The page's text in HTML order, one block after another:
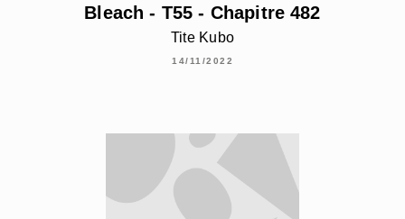
Bleach - T55 - Chapitre 482
Tite Kubo
14/11/2022